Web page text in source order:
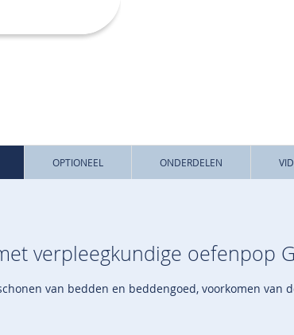
verpleegkundige oefenpop
van bedden en beddengoed, voorkomen van
OPTIONEEL ONDERDELEN